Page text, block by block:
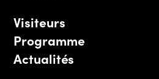
Visiteurs
Programme
Actualités